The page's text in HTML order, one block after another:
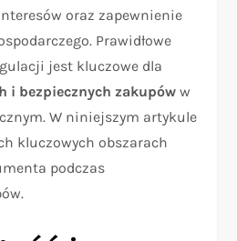
oraz zapewnienie
Prawidłowe
jest kluczowe dla
i bezpiecznych zakupów w
W niniejszym artykule
kluczowych obszarach
podczas